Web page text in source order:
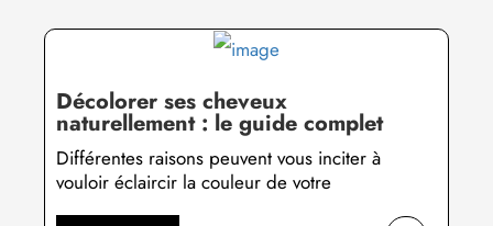
Décolorer ses cheveux
naturellement : le guide complet
Différentes raisons peuvent vous inciter à
vouloir éclaircir la couleur de votre